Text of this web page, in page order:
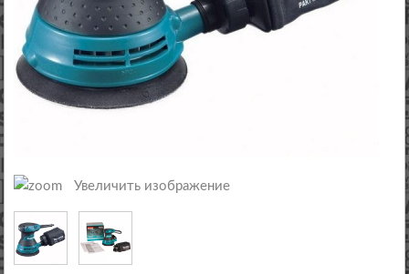
Увеличить изображение